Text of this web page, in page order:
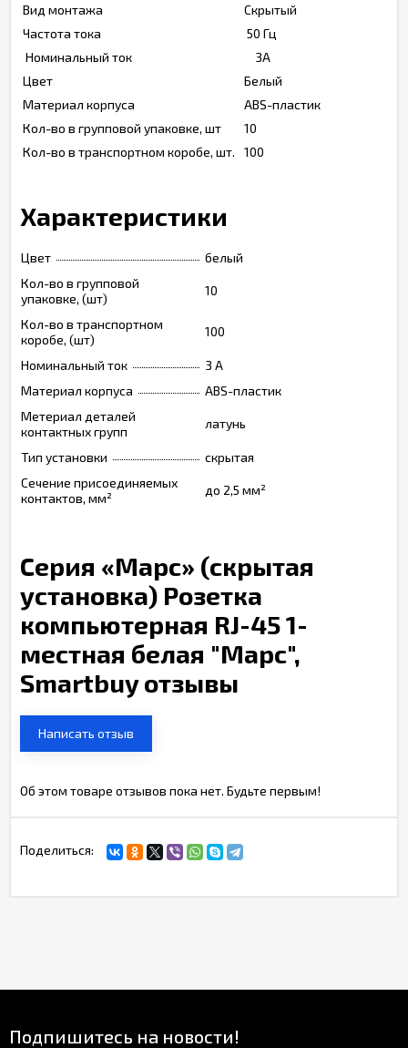
Вид монтажа
Скрытый
Частота тока
50 Гц
Номинальный ток
3А
Цвет
Белый
Материал корпуса
ABS-пластик
Кол-во в групповой упаковке, шт
10
Кол-во в транспортном коробе, шт.
100
Характеристики
Цвет
белый
Кол-во в групповой
упаковке, (шт)
10
Кол-во в транспортном
коробе, (шт)
100
Номинальный ток
3 A
Материал корпуса
ABS-пластик
Метериал деталей
контактных групп
латунь
Тип установки
скрытая
Сечение присоединяемых
контактов, мм²
до 2,5 мм²
Серия «Марс» (скрытая
установка) Розетка
компьютерная RJ-45 1-
местная белая "Марс",
Smartbuy отзывы
Написать отзыв
Об этом товаре отзывов пока нет. Будьте первым!
Поделиться:
Подпишитесь на новости!